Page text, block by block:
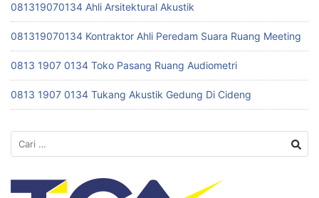
081319070134 Ahli Arsitektural Akustik
081319070134 Kontraktor Ahli Peredam Suara Ruang Meeting
0813 1907 0134 Toko Pasang Ruang Audiometri
0813 1907 0134 Tukang Akustik Gedung Di Cideng
Cari
untuk: